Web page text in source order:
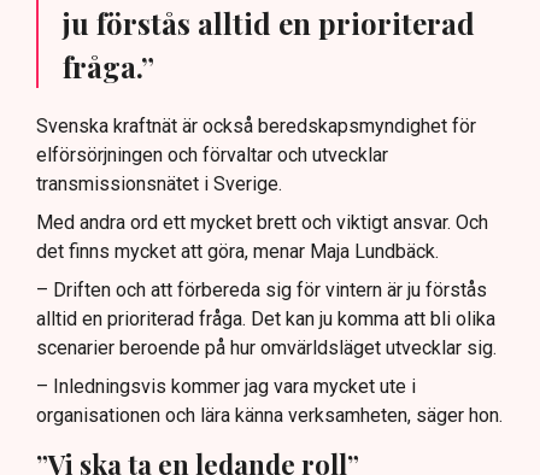
ju förstås alltid en prioriterad
fråga.”
Svenska kraftnät är också beredskapsmyndighet för
elförsörjningen och förvaltar och utvecklar
transmissionsnätet i Sverige.
Med andra ord ett mycket brett och viktigt ansvar. Och
det finns mycket att göra, menar Maja Lundbäck.
– Driften och att förbereda sig för vintern är ju förstås
alltid en prioriterad fråga. Det kan ju komma att bli olika
scenarier beroende på hur omvärldsläget utvecklar sig.
– Inledningsvis kommer jag vara mycket ute i
organisationen och lära känna verksamheten, säger hon.
”Vi ska ta en ledande roll”